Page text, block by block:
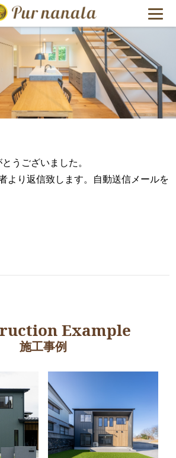
福島県い
うございました。
より返信致します。自動送信メールを
Example
施工事例